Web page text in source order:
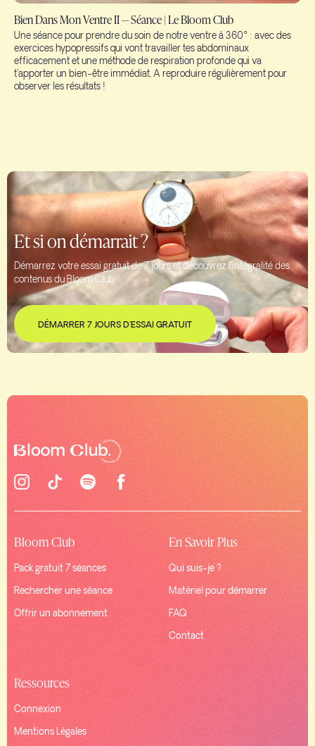
Bien Dans Mon Ventre II — Séance | Le Bloom Club
Une séance pour prendre du soin de notre ventre à 360° : avec des
exercices hypopressifs qui vont travailler tes abdominaux
efficacement et une méthode de respiration profonde qui va
t'apporter un bien-être immédiat. A reproduire régulièrement pour
observer les résultats !
Et si on démarrait ?
Démarrez votre essai gratuit de 7 jours et découvrez l'intégralité des
contenus du Bloom Club.
DÉMARRER 7 JOURS D'ESSAI GRATUIT
Bloom Club
Pack gratuit 7 séances
Rechercher une séance
Offrir un abonnement
En Savoir Plus
Qui suis-je ?
Matériel pour démarrer
FAQ
Contact
Ressources
Connexion
Mentions Légales